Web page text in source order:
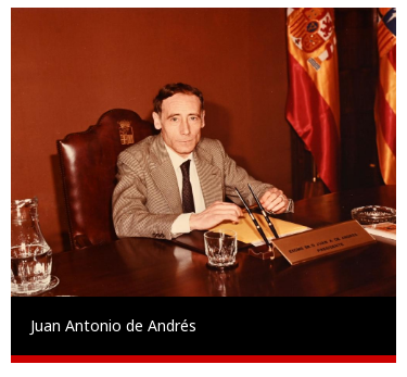
Juan Antonio de Andrés